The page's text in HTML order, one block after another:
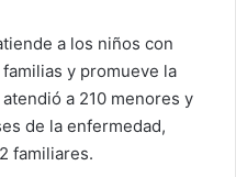
a los niños con
y promueve la
a 210 menores y
de la enfermedad,
familiares.